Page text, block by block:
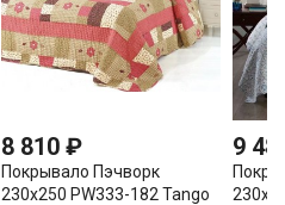
8 810 ₽
Покрывало Пэчворк
230х250 PW333-182 Tango
9